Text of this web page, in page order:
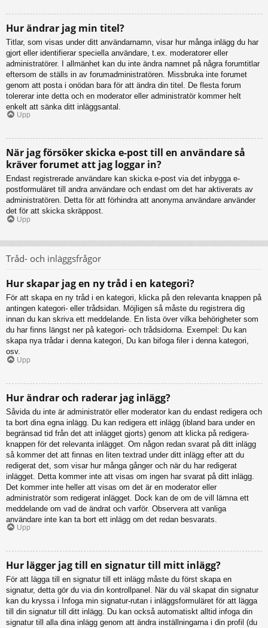
Hur ändrar jag min titel?
Titlar, som visas under ditt användarnamn, visar hur många inlägg du har
gjort eller identifierar speciella användare, t.ex. moderatorer eller
administratörer. I allmänhet kan du inte ändra namnet på några forumtitlar
eftersom de ställs in av forumadministratören. Missbruka inte forumet
genom att posta i onödan bara för att ändra din titel. De flesta forum
tolererar inte detta och en moderator eller administratör kommer helt
enkelt att sänka ditt inläggsantal.
Upp
När jag försöker skicka e-post till en användare så
kräver forumet att jag loggar in?
Endast registrerade användare kan skicka e-post via det inbygga e-
postformuläret till andra användare och endast om det har aktiverats av
administratören. Detta för att förhindra att anonyma användare använder
det för att skicka skräppost.
Upp
Tråd- och inläggsfrågor
Hur skapar jag en ny tråd i en kategori?
För att skapa en ny tråd i en kategori, klicka på den relevanta knappen på
antingen kategori- eller trådsidan. Möjligen så måste du registrera dig
innan du kan skriva ett meddelande. En lista över vilka behörigheter som
du har finns längst ner på kategori- och trådsidorna. Exempel: Du kan
skapa nya trådar i denna kategori, Du kan bifoga filer i denna kategori,
osv.
Upp
Hur ändrar och raderar jag inlägg?
Såvida du inte är administratör eller moderator kan du endast redigera och
ta bort dina egna inlägg. Du kan redigera ett inlägg (ibland bara under en
begränsad tid från det att inlägget gjorts) genom att klicka på redigera-
knappen för det relevanta inlägget. Om någon redan svarat på ditt inlägg
så kommer det att finnas en liten textrad under ditt inlägg efter att du
redigerat det, som visar hur många gånger och när du har redigerat
inlägget. Detta kommer inte att visas om ingen har svarat på ditt inlägg.
Det kommer inte heller att visas om det är en moderator eller
administratör som redigerat inlägget. Dock kan de om de vill lämna ett
meddelande om vad de ändrat och varför. Observera att vanliga
användare inte kan ta bort ett inlägg om det redan besvarats.
Upp
Hur lägger jag till en signatur till mitt inlägg?
För att lägga till en signatur till ett inlägg måste du först skapa en
signatur, detta gör du via din kontrollpanel. När du väl skapat din signatur
kan du kryssa i Infoga min signatur-rutan i inläggsformuläret för att lägga
till din signatur till ditt inlägg. Du kan också automatiskt alltid infoga din
signatur till alla dina inlägg genom att ändra inställningarna i din profil (du